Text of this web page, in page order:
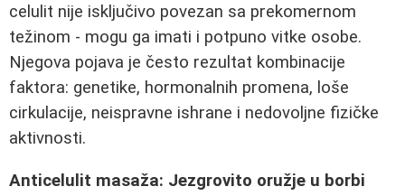
celulit nije isključivo povezan sa prekomernom
težinom - mogu ga imati i potpuno vitke osobe.
Njegova pojava je često rezultat kombinacije
faktora: genetike, hormonalnih promena, loše
cirkulacije, neispravne ishrane i nedovoljne fizičke
aktivnosti.
Anticelulit masaža: Jezgrovito oružje u borbi